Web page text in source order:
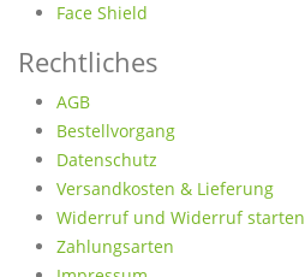
Face Shield
Rechtliches
AGB
Bestellvorgang
Datenschutz
Versandkosten & Lieferung
Widerruf und Widerruf starten
Zahlungsarten